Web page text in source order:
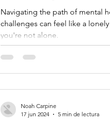
Navigating the path of mental
challenges can feel like a
you're not alone.
Noah Carpine
17 jun 2024
5 min de lectura